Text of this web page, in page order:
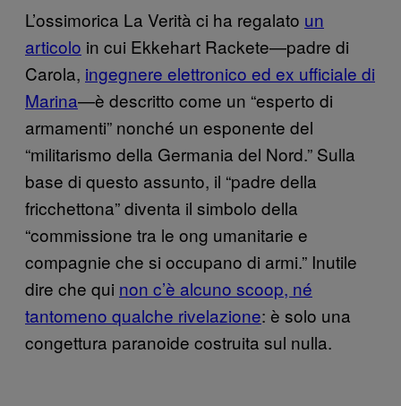
L’ossimorica La Verità ci ha regalato un
articolo in cui Ekkehart Rackete—padre di
Carola, ingegnere elettronico ed ex ufficiale di
Marina—è descritto come un “esperto di
armamenti” nonché un esponente del
“militarismo della Germania del Nord.” Sulla
base di questo assunto, il “padre della
fricchettona” diventa il simbolo della
“commissione tra le ong umanitarie e
compagnie che si occupano di armi.” Inutile
dire che qui non c’è alcuno scoop, né
tantomeno qualche rivelazione: è solo una
congettura paranoide costruita sul nulla.